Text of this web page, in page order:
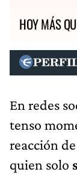
HOY MÁS
En redes
tenso
reacción de
quien solo